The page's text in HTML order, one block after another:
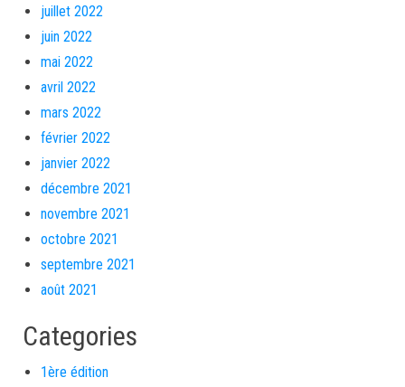
juillet 2022
juin 2022
mai 2022
avril 2022
mars 2022
février 2022
janvier 2022
décembre 2021
novembre 2021
octobre 2021
septembre 2021
août 2021
Categories
1ère édition